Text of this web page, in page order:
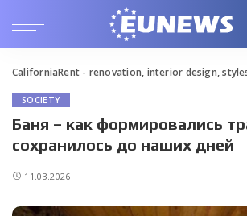
CaliforniaRent - renovation, interior design,
SOCIETY
Баня – как формировались
сохранилось до наших дней
11.03.2026